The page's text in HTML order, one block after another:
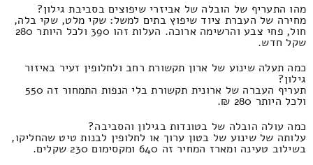
מהו התעריף של הובלה של אביזרי שיפוצים בסביבת גילון?
מחירה של העברת ציוד שיפוץ בתים למשל: שקי מלט, שקי בלה,
חול, פחי צבע והרשימה ארוכה. העלות זהו 390 ולכל היותר 280
שקל חדש.
כמה תעלה שינוע של ארון תקשורת רחב ולחלופין זעיר באיזור
גילון?
תעריף העברה של ארונית תקשורת בלי הנפות התמחור זה 550
ולכל היותר 280 ₪.
כמה עולה הובלה של בטונדות בגילון והסביבה?
עלותה של שינוע של בטון ערוך או לחלופין לבנות טיט שהחליקו,
בשילוב טעינה ומארז המחיר זה 640 ומקסימום 230 שקלים.